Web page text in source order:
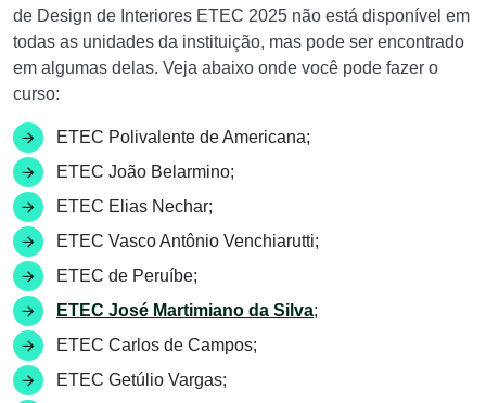
de Design de Interiores ETEC 2025 não está disponível em
todas as unidades da instituição, mas pode ser encontrado
em algumas delas. Veja abaixo onde você pode fazer o
curso:
ETEC Polivalente de Americana;
ETEC João Belarmino;
ETEC Elias Nechar;
ETEC Vasco Antônio Venchiarutti;
ETEC de Peruíbe;
ETEC José Martimiano da Silva;
ETEC Carlos de Campos;
ETEC Getúlio Vargas;